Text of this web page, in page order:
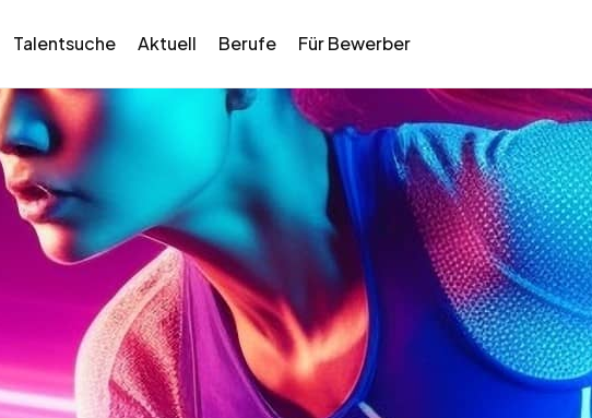
Talentsuche Aktuell Berufe Für Bewerber